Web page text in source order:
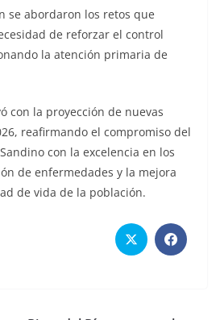
se abordaron los retos que
de reforzar el control
la atención primaria de
con la proyección de nuevas
reafirmando el compromiso del
con la excelencia en los
de enfermedades y la mejora
de vida de la población.